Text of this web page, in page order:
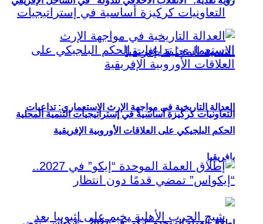
التعاونيات كركيزة أساسية في إستراتيجيات التنمية المحلية
بإفريقيا
العدالة التاريخية في مواجهة الإرث الاستعماري: تداعيات
الحكم البلجيكي على العلاقات الأوروبية الإفريقية